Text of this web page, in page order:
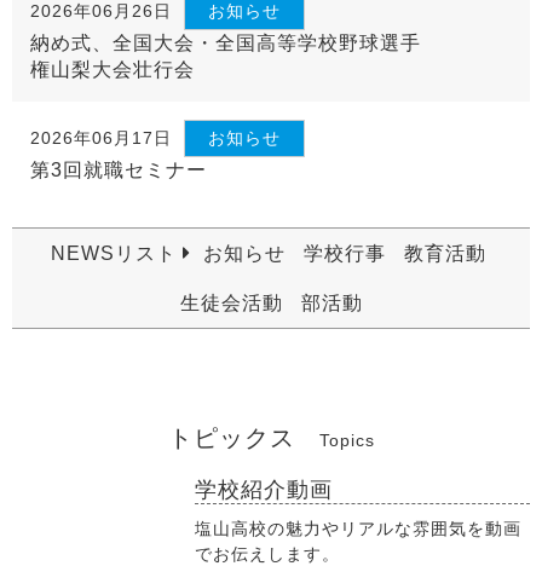
2026年06月26日 お知らせ
納め式、全国大会・全国高等学校野球選手
権山梨大会壮行会
2026年06月17日 お知らせ
第3回就職セミナー
NEWSリスト お知らせ 学校行事 教育活動
生徒会活動 部活動
トピックス Topics
学校紹介動画
塩山高校の魅力やリアルな雰囲気を動画
でお伝えします。